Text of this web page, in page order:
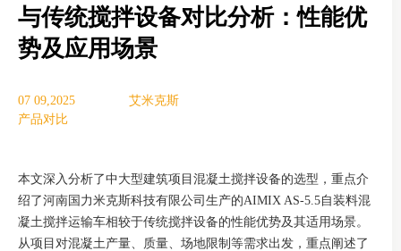
与传统搅拌设备对比分析：性能优
势及应用场景
07 09,2025
艾米克斯
产品对比
本文深入分析了中大型建筑项目混凝土搅拌设备的选型，重点介
绍了河南国力米克斯科技有限公司生产的AIMIX AS-5.5自装料混
凝土搅拌运输车相较于传统搅拌设备的性能优势及其适用场景。
从项目对混凝土产量、质量、场地限制等需求出发，重点阐述了